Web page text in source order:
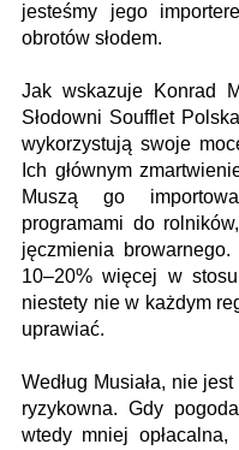
jesteśmy jego
obrotów słodem.
Jak wskazuje Konrad
Słodowni Soufflet
wykorzystują swoje
Ich głównym
Muszą go
programami do
jęczmienia
10–20% więcej w
niestety nie w każdym
uprawiać.
Według Musiała, nie
ryzykowna. Gdy
wtedy mniej